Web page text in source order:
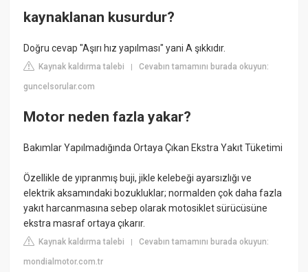
kaynaklanan kusurdur?
Doğru cevap "Aşırı hız yapılması" yani A şıkkıdır.
Kaynak kaldırma talebi |Cevabın tamamını burada okuyun:
guncelsorular.com
Motor neden fazla yakar?
Bakımlar Yapılmadığında Ortaya Çıkan Ekstra Yakıt Tüketimi
Özellikle de yıpranmış buji, jikle kelebeği ayarsızlığı ve
elektrik aksamındaki bozukluklar; normalden çok daha fazla
yakıt harcanmasına sebep olarak motosiklet sürücüsüne
ekstra masraf ortaya çıkarır.
Kaynak kaldırma talebi |Cevabın tamamını burada okuyun:
mondialmotor.com.tr